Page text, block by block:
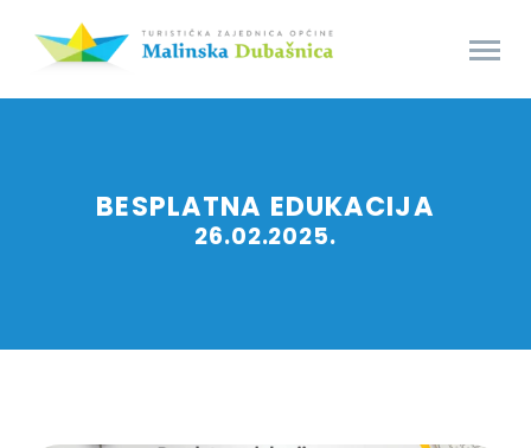
BESPLATNA EDUKACIJA
26.02.2025.